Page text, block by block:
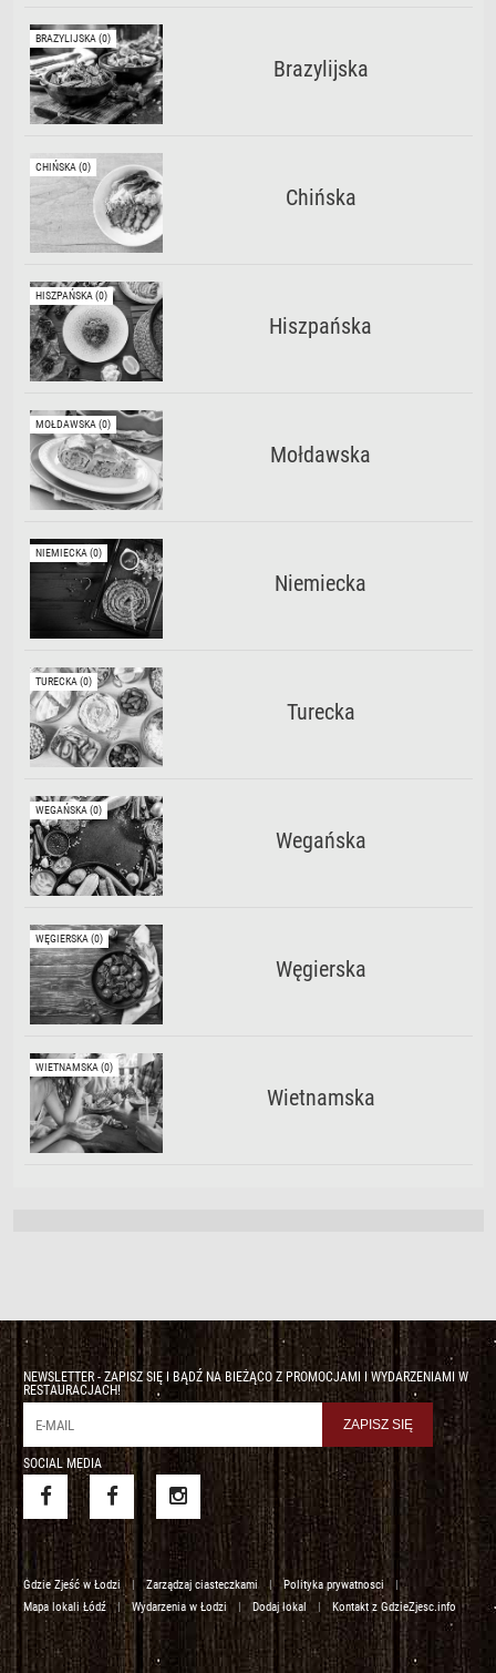
BRAZYLIJSKA (0)
Brazylijska
CHIŃSKA (0)
Chińska
HISZPAŃSKA (0)
Hiszpańska
MOŁDAWSKA (0)
Mołdawska
NIEMIECKA (0)
Niemiecka
TURECKA (0)
Turecka
WEGAŃSKA (0)
Wegańska
WĘGIERSKA (0)
Węgierska
WIETNAMSKA (0)
Wietnamska
NEWSLETTER - ZAPISZ SIĘ I BĄDŹ NA BIEŻĄCO Z PROMOCJAMI I WYDARZENIAMI W
RESTAURACJACH!
SOCIAL MEDIA
Gdzie Zjeść w Łodzi | Zarządzaj ciasteczkami | Polityka prywatnosci
|
Mapa lokali Łódź
| Wydarzenia w Łodzi | Dodaj lokal | Kontakt z GdzieZjesc.info